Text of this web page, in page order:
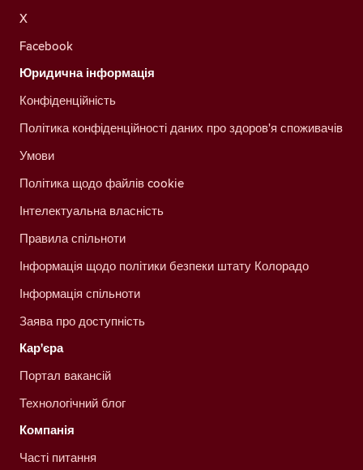
X
Facebook
Юридична інформація
Конфіденційність
Політика конфіденційності даних про здоров'я споживачів
Умови
Політика щодо файлів cookie
Інтелектуальна власність
Правила спільноти
Інформація щодо політики безпеки штату Колорадо
Інформація спільноти
Заява про доступність
Кар'єра
Портал вакансій
Технологічний блог
Компанія
Часті питання